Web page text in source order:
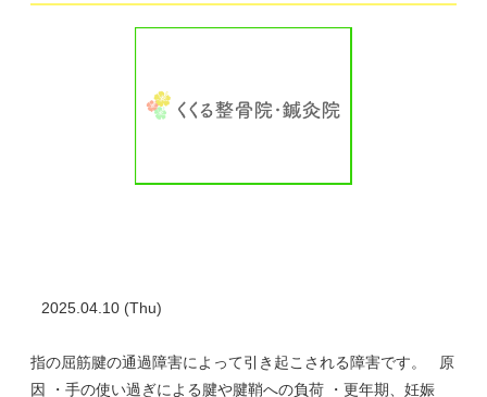
2025.04.10 (Thu)
指の屈筋腱の通過障害によって引き起こされる障害です。 原
因 ・手の使い過ぎによる腱や腱鞘への負荷 ・更年期、妊娠